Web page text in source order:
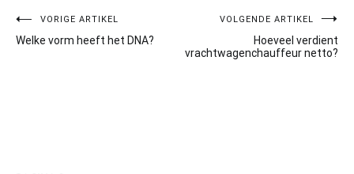
Bericht
navigatie
VORIGE ARTIKEL
Welke vorm heeft het DNA?
VOLGENDE ARTIKEL
Hoeveel verdient
vrachtwagenchauffeur netto?